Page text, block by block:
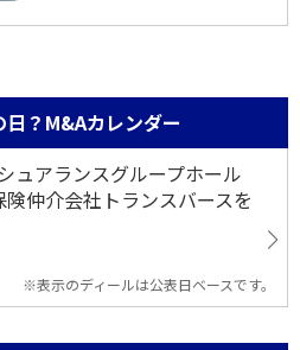
？M&Aカレンダー
ュアランスグループホール
仲介会社トランスバースを
※表示のディールは公表日ベースです。